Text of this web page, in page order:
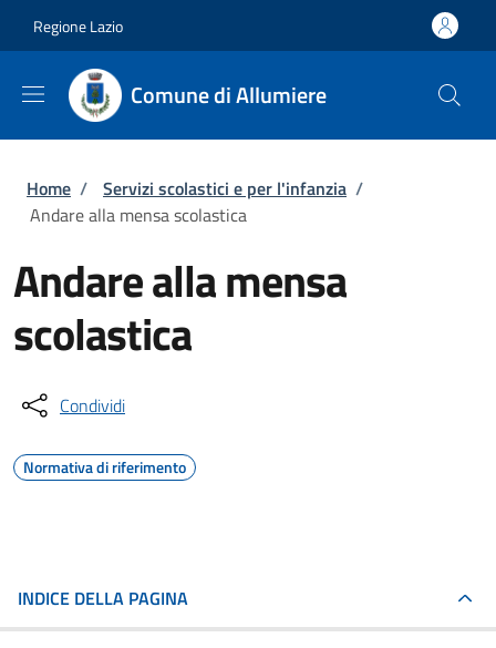
Regione Lazio
Comune di Allumiere
Briciole di pane
Home / Servizi scolastici e per l'infanzia /
Andare alla mensa scolastica
Andare alla mensa
scolastica
Condividi
Normativa di riferimento
INDICE DELLA PAGINA